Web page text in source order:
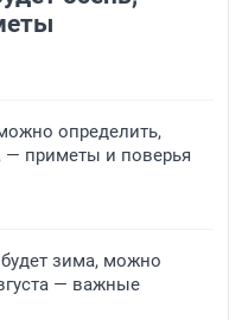
определить,
— приметы и поверья
зима, можно
— важные